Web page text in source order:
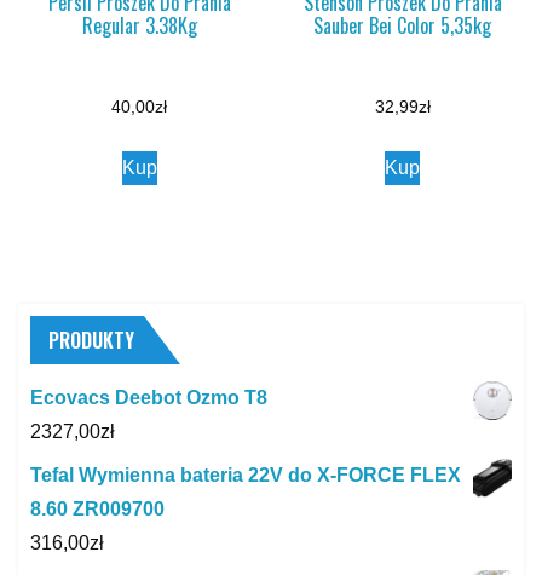
Regular 3.38Kg
40,00zł
Kup
Sauber Bei Color 5,35kg
32,99zł
Kup
PRODUKTY
Ecovacs Deebot Ozmo T8
2327,00zł
Tefal Wymienna bateria 22V do X-FORCE FLEX
8.60 ZR009700
316,00zł